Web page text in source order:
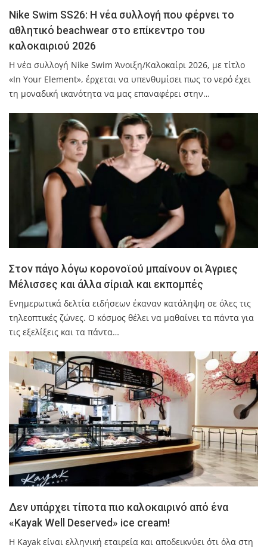
Nike Swim SS26: Η νέα συλλογή που φέρνει το
αθλητικό beachwear στο επίκεντρο του
καλοκαιριού 2026
Η νέα συλλογή Nike Swim Άνοιξη/Καλοκαίρι 2026, με τίτλο
«In Your Element», έρχεται να υπενθυμίσει πως το νερό έχει
τη μοναδική ικανότητα να μας επαναφέρει στην…
Στον πάγο λόγω κορονοϊού μπαίνουν οι Άγριες
Μέλισσες και άλλα σίριαλ και εκπομπές
Ενημερωτικά δελτία ειδήσεων έκαναν κατάληψη σε όλες τις
τηλεοπτικές ζώνες. Ο κόσμος θέλει να μαθαίνει τα πάντα για
τις εξελίξεις και τα πάντα…
Δεν υπάρχει τίποτα πιο καλοκαιρινό από ένα
«Kayak Well Deserved» ice cream!
Η Kayak είναι ελληνική εταιρεία και αποδεικνύει ότι όλα στη